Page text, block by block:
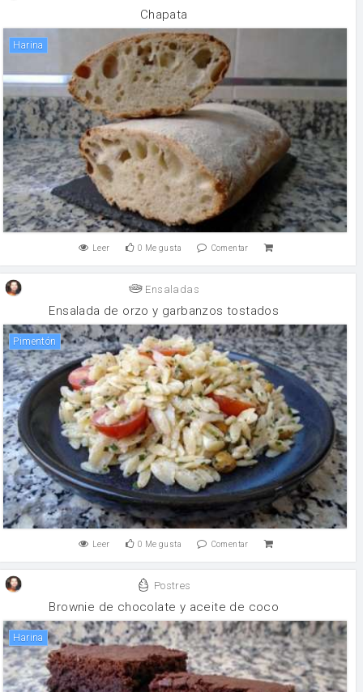
Chapata
harina
Leer 0 Me gusta Comentar
Ensaladas
Ensalada de orzo y garbanzos tostados
Pimentón
Leer 0 Me gusta Comentar
Postres
Brownie de chocolate y aceite de coco
harina